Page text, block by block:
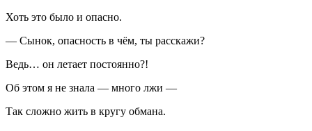
Хоть это было и опасно.
— Сынок, опасность в чём, ты расскажи?
Ведь… он летает постоянно?!
Об этом я не знала — много лжи —
Так сложно жить в кругу обмана.